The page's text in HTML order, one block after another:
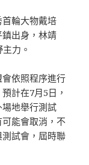
輪大物戴培
出身，林靖
力。
依照程序進行
計在7月5日，
地舉行測試
能會取消，不
試會，屆時聯